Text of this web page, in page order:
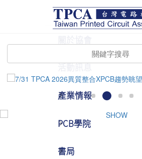
活動訊息
產業情報
PCB學院
書局